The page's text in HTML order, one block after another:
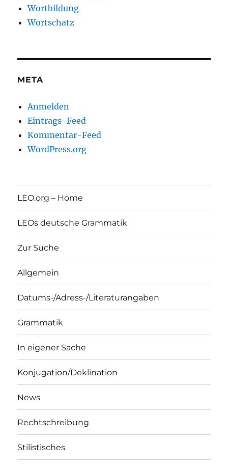
Wortbildung
Wortschatz
META
Anmelden
Eintrags-Feed
Kommentar-Feed
WordPress.org
LEO.org – Home
LEOs deutsche Grammatik
Zur Suche
Allgemein
Datums-/Adress-/Literaturangaben
Grammatik
In eigener Sache
Konjugation/Deklination
News
Rechtschreibung
Stilistisches